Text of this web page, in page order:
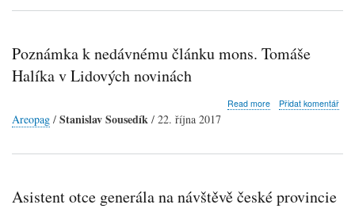
Poznámka k nedávnému článku mons. Tomáše
Halíka v Lidových novinách
Read moreabout
článku
Halíka
Přidat komentář
Areopag / Stanislav Sousedík / 22. října 2017
Asistent otce generála na návštěvě české provincie